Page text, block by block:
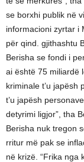
se borxhi publik në
informacioni zyrtar i
për qind. gjithashtu
Berisha se fondi i
ai është 75 miliardë
kriminale t’u japësh
t’u japësh
detyrimi ligjor”, tha
Berisha nuk tregon
rritur më pak se
në krizë. “Frika nga